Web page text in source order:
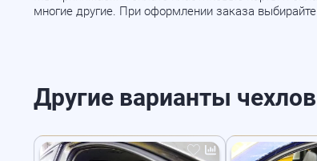
многие другие. При оформлении заказа
Другие варианты